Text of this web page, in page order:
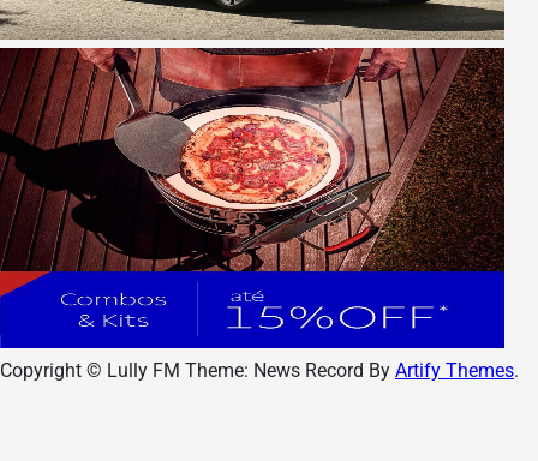
Copyright © Lully FM Theme: News Record By Artify Themes.